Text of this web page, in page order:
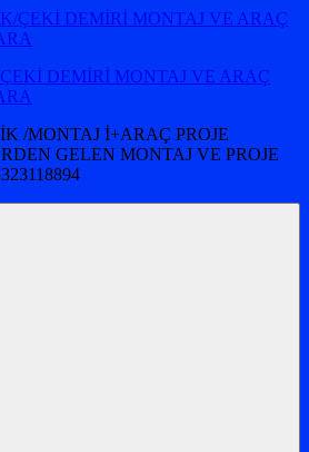
DEMİRİ MONTAJ VE ARAÇ
/MONTAJ İ+ARAÇ PROJE
GELEN MONTAJ VE PROJE